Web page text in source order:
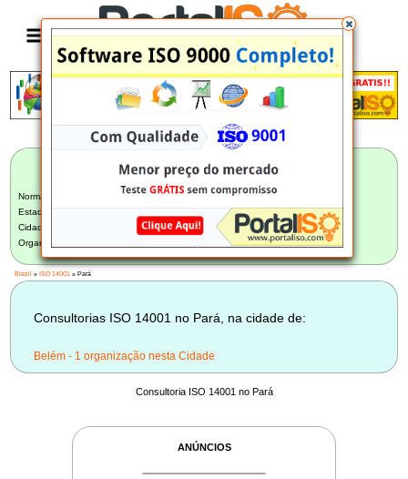
Anúncio
ISO 14001
Norma:
ISO 14001
Estado:
Cidade:
Selecione uma Cidade
Organização:
Brasil »ISO 14001 » Pará
Consultorias ISO 14001 no Pará, na cidade de:
Belém - 1 organização nesta Cidade
Consultoria ISO 14001 no Pará
ANÚNCIOS